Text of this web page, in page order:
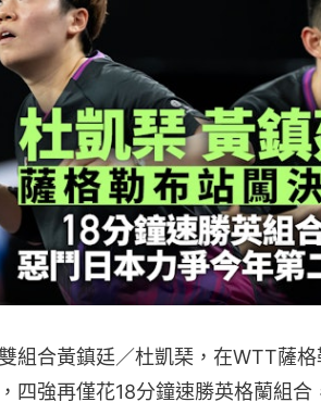
組合黃鎮廷／杜凱琹，在WTT薩
四強再僅花18分鐘速勝英格蘭組
藤沙月碰頭，力爭今年第二冠。
廷／杜凱琹先在八強遇上師弟妹組
局擊敗隊友過關，四強鬥從資格
Green／Ho Tin-Tin）。